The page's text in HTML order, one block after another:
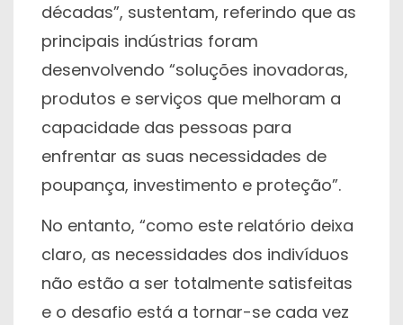
décadas”, sustentam, referindo que as
principais indústrias foram
desenvolvendo “soluções inovadoras,
produtos e serviços que melhoram a
capacidade das pessoas para
enfrentar as suas necessidades de
poupança, investimento e proteção”.
No entanto, “como este relatório deixa
claro, as necessidades dos indivíduos
não estão a ser totalmente satisfeitas
e o desafio está a tornar-se cada vez